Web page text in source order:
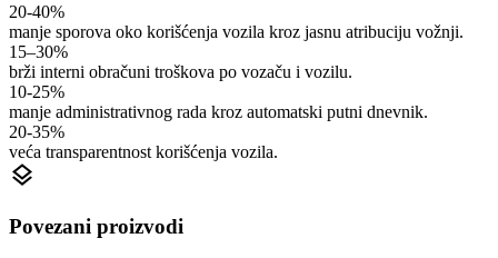
20-40%
manje sporova oko korišćenja vozila kroz jasnu atribuciju vožnji.
15–30%
brži interni obračuni troškova po vozaču i vozilu.
10-25%
manje administrativnog rada kroz automatski putni dnevnik.
20-35%
veća transparentnost korišćenja vozila.
layers
Povezani proizvodi